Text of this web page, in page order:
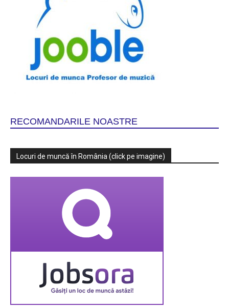
RECOMANDARILE NOASTRE
Locuri de muncă în România (click pe imagine)